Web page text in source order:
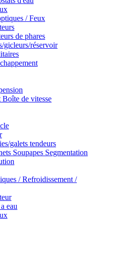
/ Feux
de phares
gicleurs/réservoir
Boîte de vitesse
galets tendeurs
Soupapes Segmentation
/ Refroidissement /
eau